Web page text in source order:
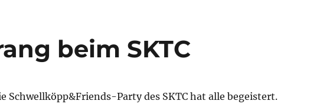
beim SKTC
Schwellköpp&Friends-Party des SKTC hat alle begeistert.